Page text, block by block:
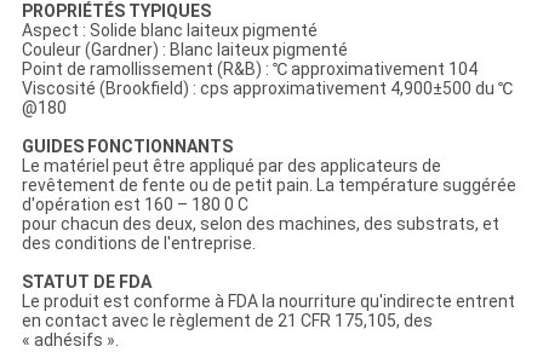
PROPRIÉTÉS TYPIQUES
Aspect : Solide blanc laiteux pigmenté
Couleur (Gardner) : Blanc laiteux pigmenté
Point de ramollissement (R&B) : ℃ approximativement 104
Viscosité (Brookfield) : cps approximativement 4,900±500 du ℃
@180
GUIDES FONCTIONNANTS
Le matériel peut être appliqué par des applicateurs de
revêtement de fente ou de petit pain. La température suggérée
d'opération est 160 – 180 0 C
pour chacun des deux, selon des machines, des substrats, et
des conditions de l'entreprise.
STATUT DE FDA
Le produit est conforme à FDA la nourriture qu'indirecte entrent
en contact avec le règlement de 21 CFR 175,105, des
« adhésifs ».